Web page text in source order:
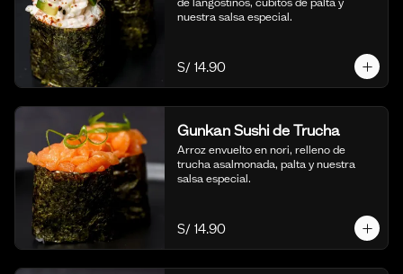
nuestra salsa especial.
S/ 14.90
Gunkan Sushi de Trucha
Arroz envuelto en nori, relleno de
trucha asalmonada, palta y nuestra
salsa especial.
S/ 14.90